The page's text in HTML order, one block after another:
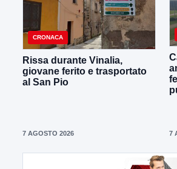
CRONACA
Rissa durante Vinalia,
giovane ferito e trasportato
al San Pio
7 AGOSTO 2026 7